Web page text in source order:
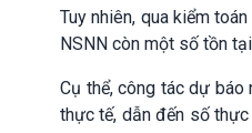
Tuy nhiên, qua kiểm
NSNN còn một số tồn
Cụ thể, công tác dự báo
thực tế, dẫn đến số